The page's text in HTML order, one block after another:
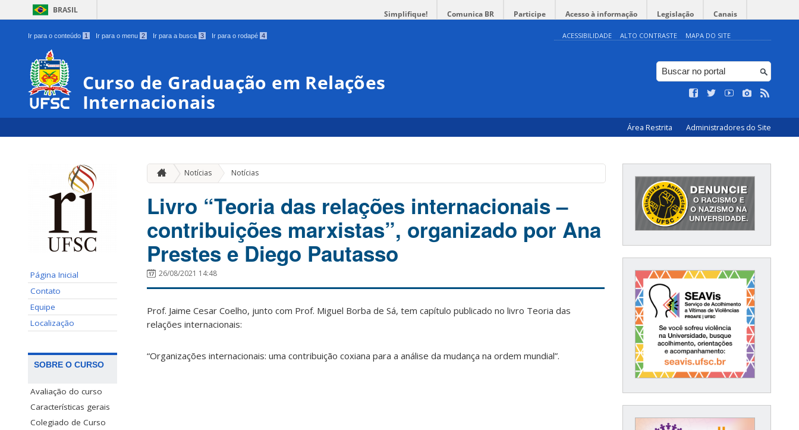
BRASIL Simplifique! Comunica BR Participe Acesso à informação Legislação Canais
Ir para o conteúdo 1 Ir para o menu 2 Ir para a busca 3 Ir para o rodapé 4 ACESSIBILIDADE ALTO CONTRASTE MAPA DO SITE
Curso de Graduação em Relações
Internacionais
Área Restrita Administradores do Site
Página Inicial
Contato
Equipe
Localização
SOBRE O CURSO
Avaliação do curso
Características gerais
Colegiado de Curso
Notícias Notícias
Livro “Teoria das relações internacionais –
contribuições marxistas”, organizado por Ana
Prestes e Diego Pautasso
26/08/2021 14:48
Prof. Jaime Cesar Coelho, junto com Prof. Miguel Borba de Sá, tem capítulo publicado no livro Teoria das
relações internacionais:
“Organizações internacionais: uma contribuição coxiana para a análise da mudança na ordem mundial”.